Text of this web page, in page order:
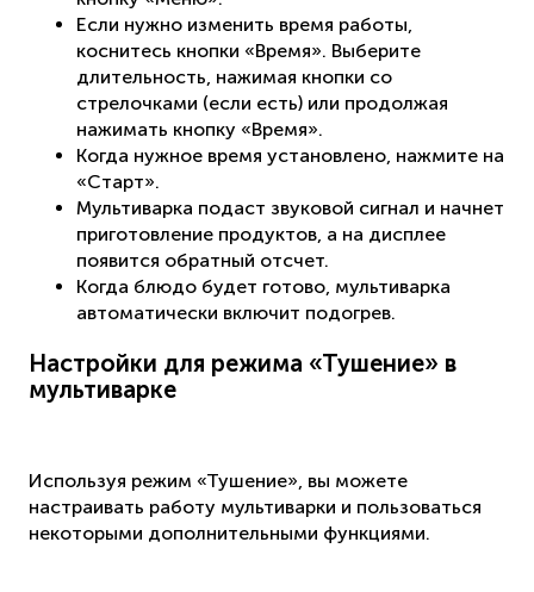
Если нужно изменить время работы,
коснитесь кнопки «Время». Выберите
длительность, нажимая кнопки со
стрелочками (если есть) или продолжая
нажимать кнопку «Время».
Когда нужное время установлено, нажмите на
«Старт».
Мультиварка подаст звуковой сигнал и начнет
приготовление продуктов, а на дисплее
появится обратный отсчет.
Когда блюдо будет готово, мультиварка
автоматически включит подогрев.
Настройки для режима «Тушение» в
мультиварке
Используя режим «Тушение», вы можете
настраивать работу мультиварки и пользоваться
некоторыми дополнительными функциями.